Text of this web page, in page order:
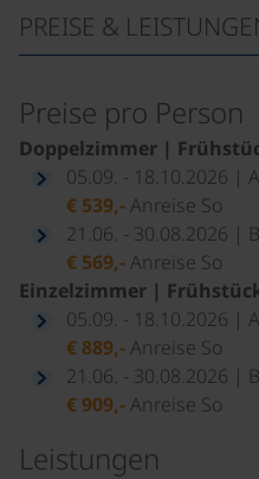
PREISE &
Preise pro Person
Doppelzimmer |
05.09. - 18.10.2026 |
€ 539,-Anreise So
21.06. - 30.08.2026 |
€ 569,-Anreise So
Einzelzimmer |
05.09. - 18.10.2026 |
€ 889,-Anreise So
21.06. - 30.08.2026 |
€ 909,-Anreise So
Leistungen